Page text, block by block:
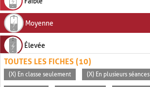
Moyenne
Élevée
TOUTES LES FICHES (10)
(X) En classe seulement (X) En plusieurs séances